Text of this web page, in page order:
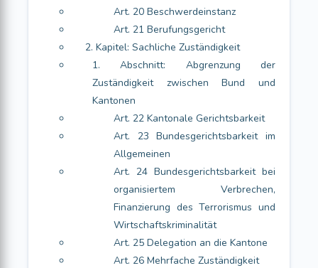
Art. 20 Beschwerdeinstanz
Art. 21 Berufungsgericht
2. Kapitel: Sachliche Zuständigkeit
1. Abschnitt: Abgrenzung der
Zuständigkeit zwischen Bund und
Kantonen
Art. 22 Kantonale Gerichtsbarkeit
Art. 23 Bundesgerichtsbarkeit im
Allgemeinen
Art. 24 Bundesgerichtsbarkeit bei
organisiertem Verbrechen,
Finanzierung des Terrorismus und
Wirtschaftskriminalität
Art. 25 Delegation an die Kantone
Art. 26 Mehrfache Zuständigkeit